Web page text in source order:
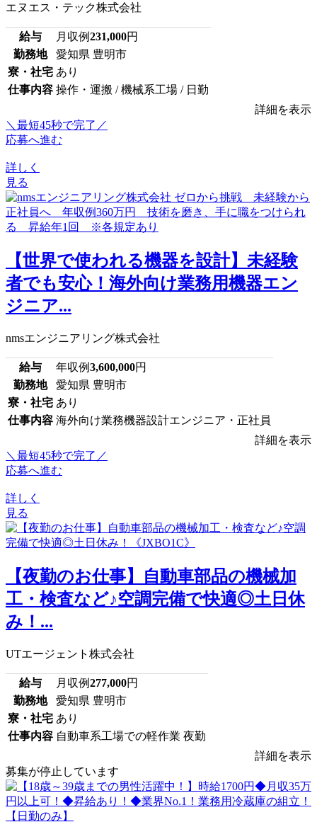
エヌエス・テック株式会社
給与 月収例231,000円
勤務地
愛知県 豊明市
寮・社宅 あり
仕事内容 操作・運搬 / 機械系工場 / 日勤
詳細を表示
＼最短45秒で完了／
応募へ進む
詳しく
見る
【世界で使われる機器を設計】未経験
者でも安心！海外向け業務用機器エン
ジニア...
nmsエンジニアリング株式会社
給与 年収例3,600,000円
勤務地
愛知県 豊明市
寮・社宅 あり
仕事内容 海外向け業務機器設計エンジニア・正社員
詳細を表示
＼最短45秒で完了／
応募へ進む
詳しく
見る
【夜勤のお仕事】自動車部品の機械加
工・検査など♪空調完備で快適◎土日休
み！...
UTエージェント株式会社
給与 月収例277,000円
勤務地
愛知県 豊明市
寮・社宅 あり
仕事内容 自動車系工場での軽作業 夜勤
詳細を表示
募集が停止しています